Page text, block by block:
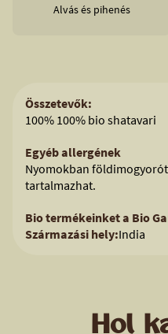
Alvás és pihenés
Összetevők:
100% 100% bio shatavari
Egyéb allergének
Nyomokban
tartalmazhat.
Bio termékeinket a Bio
Származási hely:India
Hol